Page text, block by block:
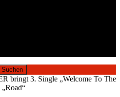
bringt 3. Single „Welcome To The